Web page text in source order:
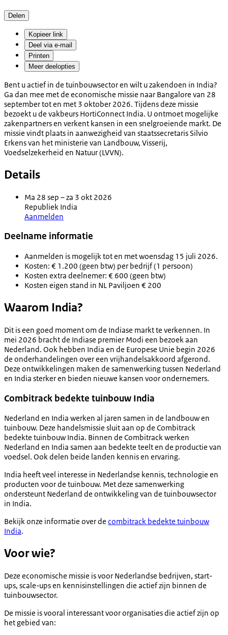
Delen
Kopieer link
Deel via e-mail
Printen
Meer deelopties
Bent u actief in de tuinbouwsector en wilt u zakendoen in India?
Ga dan mee met de economische missie naar Bangalore van 28
september tot en met 3 oktober 2026. Tijdens deze missie
bezoekt u de vakbeurs HortiConnect India. U ontmoet mogelijke
zakenpartners en verkent kansen in een snelgroeiende markt. De
missie vindt plaats in aanwezigheid van staatssecretaris Silvio
Erkens van het ministerie van Landbouw, Visserij,
Voedselzekerheid en Natuur (LVVN).
Details
Ma 28 sep – za 3 okt 2026
Republiek India
Aanmelden
Deelname informatie
Aanmelden is mogelijk tot en met woensdag 15 juli 2026.
Kosten: € 1.200 (geen btw) per bedrijf (1 persoon)
Kosten extra deelnemer: € 600 (geen btw)
Kosten eigen stand in NL Paviljoen € 200
Waarom India?
Dit is een goed moment om de Indiase markt te verkennen. In
mei 2026 bracht de Indiase premier Modi een bezoek aan
Nederland. Ook hebben India en de Europese Unie begin 2026
de onderhandelingen over een vrijhandelsakkoord afgerond.
Deze ontwikkelingen maken de samenwerking tussen Nederland
en India sterker en bieden nieuwe kansen voor ondernemers.
Combitrack bedekte tuinbouw India
Nederland en India werken al jaren samen in de landbouw en
tuinbouw. Deze handelsmissie sluit aan op de Combitrack
bedekte tuinbouw India. Binnen de Combitrack werken
Nederland en India samen aan bedekte teelt en de productie van
voedsel. Ook delen beide landen kennis en ervaring.
India heeft veel interesse in Nederlandse kennis, technologie en
producten voor de tuinbouw. Met deze samenwerking
ondersteunt Nederland de ontwikkeling van de tuinbouwsector
in India.
Bekijk onze informatie over de combitrack bedekte tuinbouw
India.
Voor wie?
Deze economische missie is voor Nederlandse bedrijven, start-
ups, scale-ups en kennisinstellingen die actief zijn binnen de
tuinbouwsector.
De missie is vooral interessant voor organisaties die actief zijn op
het gebied van: